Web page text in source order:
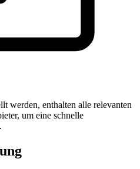
werden, enthalten alle relevanten
um eine schnelle